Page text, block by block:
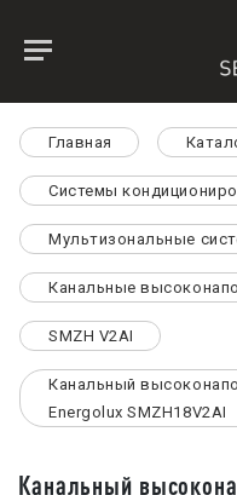
Главная
Системы
Мультизональные
Канальные
SMZH V2AI
Канальный
Energolux SMZH18V2AI
Канальный